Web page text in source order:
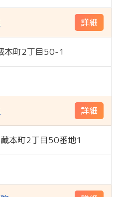
詳細
本町2丁目50-1
詳細
本町2丁目50番地1